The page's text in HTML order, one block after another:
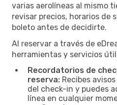
varias aerolíneas al mismo
revisar precios, horarios de
boleto antes de decidirte.
Al reservar a través de
herramientas y servicios
Recordatorios de
reserva: Recibes
del check-in y puedes
línea en cualquier